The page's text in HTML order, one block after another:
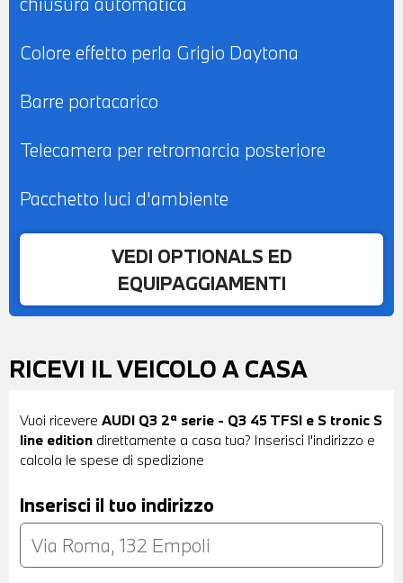
Colore effetto perla Grigio Daytona
Barre portacarico
Telecamera per retromarcia posteriore
Pacchetto luci d'ambiente
VEDI OPTIONALS ED
EQUIPAGGIAMENTI
RICEVI IL VEICOLO A CASA
Vuoi ricevere AUDI Q3 2ª serie - Q3 45 TFSI e S tronic S
line edition direttamente a casa tua? Inserisci l'indirizzo e
calcola le spese di spedizione
Inserisci il tuo indirizzo